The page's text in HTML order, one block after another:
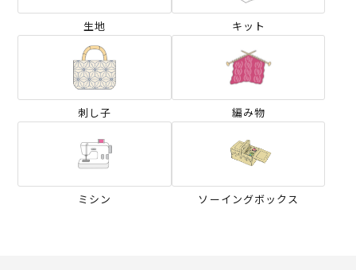
生地 キット
刺し子 編み物
ミシン ソーイングボックス